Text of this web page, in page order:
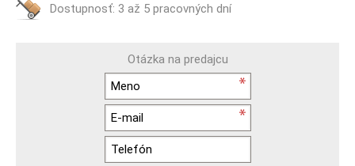
Dostupnosť: 3 až 5 pracovných dní
Otázka na predajcu